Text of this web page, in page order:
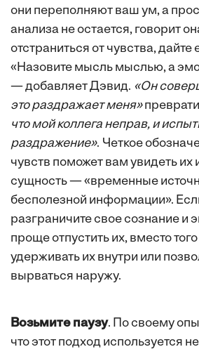
они переполняют ваш ум, а
анализа не остается, говорит
отстраниться от чувства,
«Назовите мысль мыслью, а
— добавляет Дэвид. «Он
это раздражает меня»
что мой коллега неправ, и
раздражение». Четкое
чувств поможет вам увидеть их
сущность — «временные
бесполезной информации».
разграничите свое сознание и
проще отпустить их, вместо
удерживать их внутри или
вырваться наружу.
Возьмите паузу. По своему
что этот подход используется